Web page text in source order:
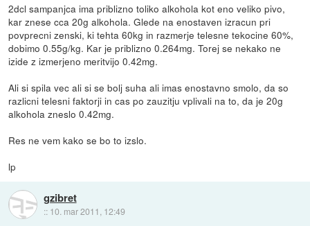
2dcl sampanjca ima priblizno toliko alkohola kot eno veliko pivo,
kar znese cca 20g alkohola. Glede na enostaven izracun pri
povprecni zenski, ki tehta 60kg in razmerje telesne tekocine 60%,
dobimo 0.55g/kg. Kar je priblizno 0.264mg. Torej se nekako ne
izide z izmerjeno meritvijo 0.42mg.
Ali si spila vec ali si se bolj suha ali imas enostavno smolo, da so
razlicni telesni faktorji in cas po zauzitju vplivali na to, da je 20g
alkohola zneslo 0.42mg.
Res ne vem kako se bo to izslo.
lp
gzibret
:: 10. mar 2011, 12:49